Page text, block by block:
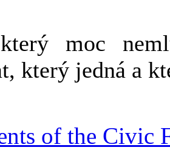
moc
který jedná a
of the Civic